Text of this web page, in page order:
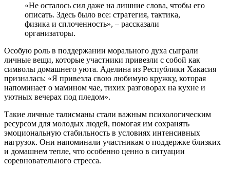
«Не осталось сил даже на лишние слова, чтобы его
описать. Здесь было все: стратегия, тактика,
физика и сплоченность», – рассказали
организаторы.
Особую роль в поддержании морального духа сыграли
личные вещи, которые участники привезли с собой как
символы домашнего уюта. Аделина из Республики Хакасия
призналась: «Я привезла свою любимую кружку, которая
напоминает о мамином чае, тихих разговорах на кухне и
уютных вечерах под пледом».
Такие личные талисманы стали важным психологическим
ресурсом для молодых людей, помогая им сохранять
эмоциональную стабильность в условиях интенсивных
нагрузок. Они напоминали участникам о поддержке близких
и домашнем тепле, что особенно ценно в ситуации
соревновательного стресса.